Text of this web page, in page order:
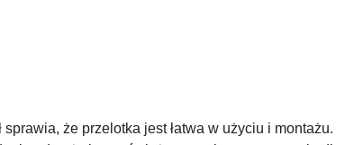
sprawia, że przelotka jest łatwa w użyciu i montażu.